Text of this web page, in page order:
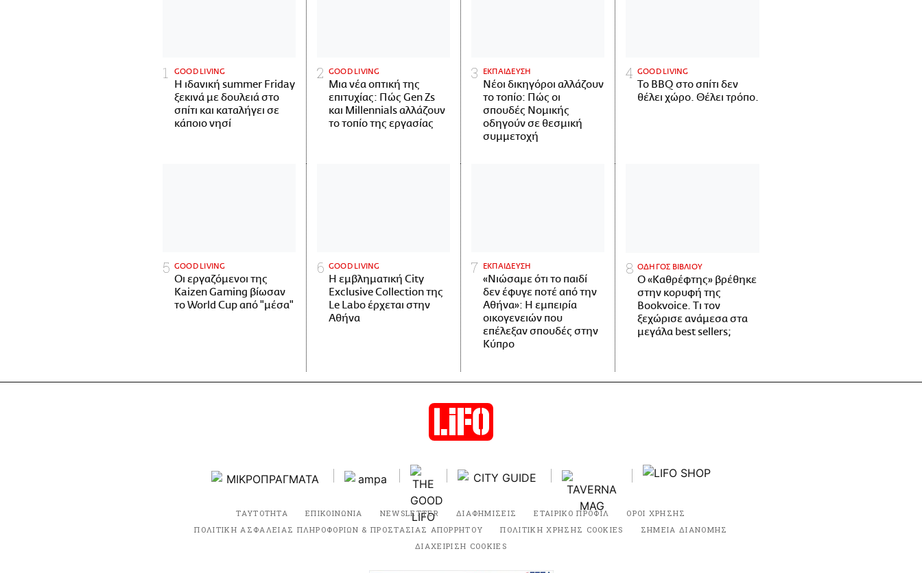
GOOD LIVING
Η ιδανική summer Friday
ξεκινά με δουλειά στο
σπίτι και καταλήγει σε
κάποιο νησί
GOOD LIVING
Μια νέα οπτική της
επιτυχίας: Πώς Gen Zs
και Millennials αλλάζουν
το τοπίο της εργασίας
ΕΚΠΑΙΔΕΥΣΗ
Νέοι δικηγόροι αλλάζουν
το τοπίο: Πώς οι
σπουδές Νομικής
οδηγούν σε θεσμική
συμμετοχή
GOOD LIVING
Το BBQ στο σπίτι δεν
θέλει χώρο. Θέλει τρόπο.
GOOD LIVING
Οι εργαζόμενοι της
Kaizen Gaming βίωσαν
το World Cup από "μέσα"
GOOD LIVING
Η εμβληματική City
Exclusive Collection της
Le Labo έρχεται στην
Αθήνα
ΕΚΠΑΙΔΕΥΣΗ
«Νιώσαμε ότι το παιδί
δεν έφυγε ποτέ από την
Αθήνα»: Η εμπειρία
οικογενειών που
επέλεξαν σπουδές στην
Κύπρο
ΟΔΗΓΟΣ ΒΙΒΛΙΟΥ
Ο «Καθρέφτης» βρέθηκε
στην κορυφή της
Bookvoice. Τι τον
ξεχώρισε ανάμεσα στα
μεγάλα best sellers;
ΤΑΥΤΟΤΗΤΑ ΕΠΙΚΟΙΝΩΝΙΑ NEWSLETTER ΔΙΑΦΗΜΙΣΕΙΣ ΕΤΑΙΡΙΚΟ ΠΡΟΦΙΛ
ΟΡΟΙ ΧΡΗΣΗΣ
ΠΟΛΙΤΙΚΗ ΑΣΦΑΛΕΙΑΣ ΠΛΗΡΟΦΟΡΙΩΝ & ΠΡΟΣΤΑΣΙΑΣ ΑΠΟΡΡΗΤΟΥ
ΠΟΛΙΤΙΚΗ ΧΡΗΣΗΣ COOKIES
ΣΗΜΕΙΑ ΔΙΑΝΟΜΗΣ
ΔΙΑΧΕΙΡΙΣΗ COOKIES